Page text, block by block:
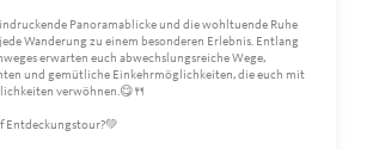
Panoramablicke und die wohltuende Ruhe
Wanderung zu einem besonderen Erlebnis. Entlang
erwarten euch abwechslungsreiche Wege,
und gemütliche Einkehrmöglichkeiten, die euch mit
verwöhnen.😋🍴
Entdeckungstour?💚